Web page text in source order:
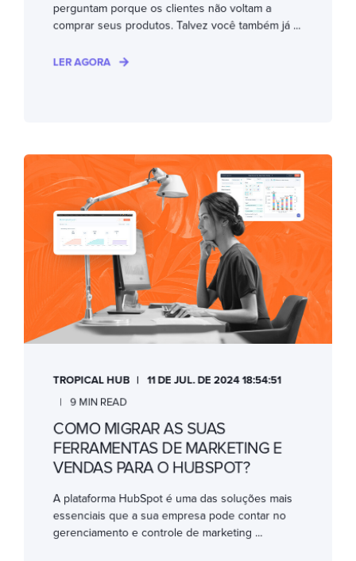
perguntam porque os clientes não voltam a
comprar seus produtos. Talvez você também já ...
LER AGORA
TROPICAL HUB
11 DE JUL. DE 2024 18:54:51
9 MIN READ
COMO MIGRAR AS SUAS
FERRAMENTAS DE MARKETING E
VENDAS PARA O HUBSPOT?
A plataforma HubSpot é uma das soluções mais
essenciais que a sua empresa pode contar no
gerenciamento e controle de marketing ...